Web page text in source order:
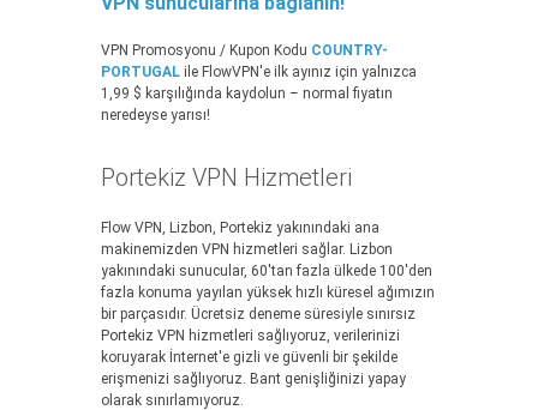
VPN Promosyonu / Kupon Kodu COUNTRY-
PORTUGAL ile FlowVPN'e ilk ayınız için yalnızca
1,99 $ karşılığında kaydolun – normal fiyatın
neredeyse yarısı!
Portekiz VPN Hizmetleri
Flow VPN, Lizbon, Portekiz yakınındaki ana
makinemizden VPN hizmetleri sağlar. Lizbon
yakınındaki sunucular, 60'tan fazla ülkede 100'den
fazla konuma yayılan yüksek hızlı küresel ağımızın
bir parçasıdır. Ücretsiz deneme süresiyle sınırsız
Portekiz VPN hizmetleri sağlıyoruz, verilerinizi
koruyarak İnternet'e gizli ve güvenli bir şekilde
erişmenizi sağlıyoruz. Bant genişliğinizi yapay
olarak sınırlamıyoruz.